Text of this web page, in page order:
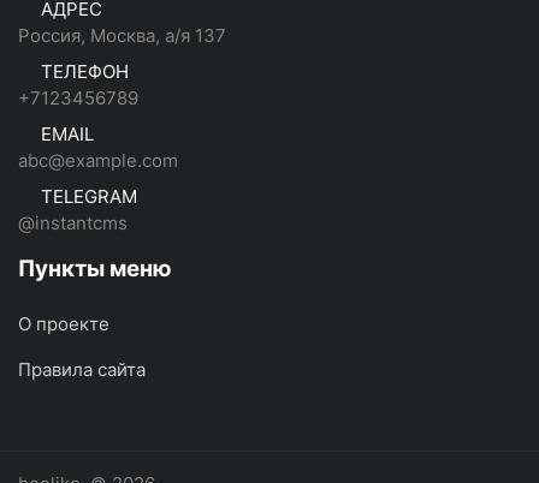
АДРЕС
Россия, Москва, а/я 137
ТЕЛЕФОН
+7123456789
EMAIL
abc@example.com
TELEGRAM
@instantcms
Пункты меню
О проекте
Правила сайта